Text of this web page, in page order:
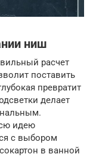
ниш
расчет
поставить
превратит
делает
идею
с выбором
в ванной